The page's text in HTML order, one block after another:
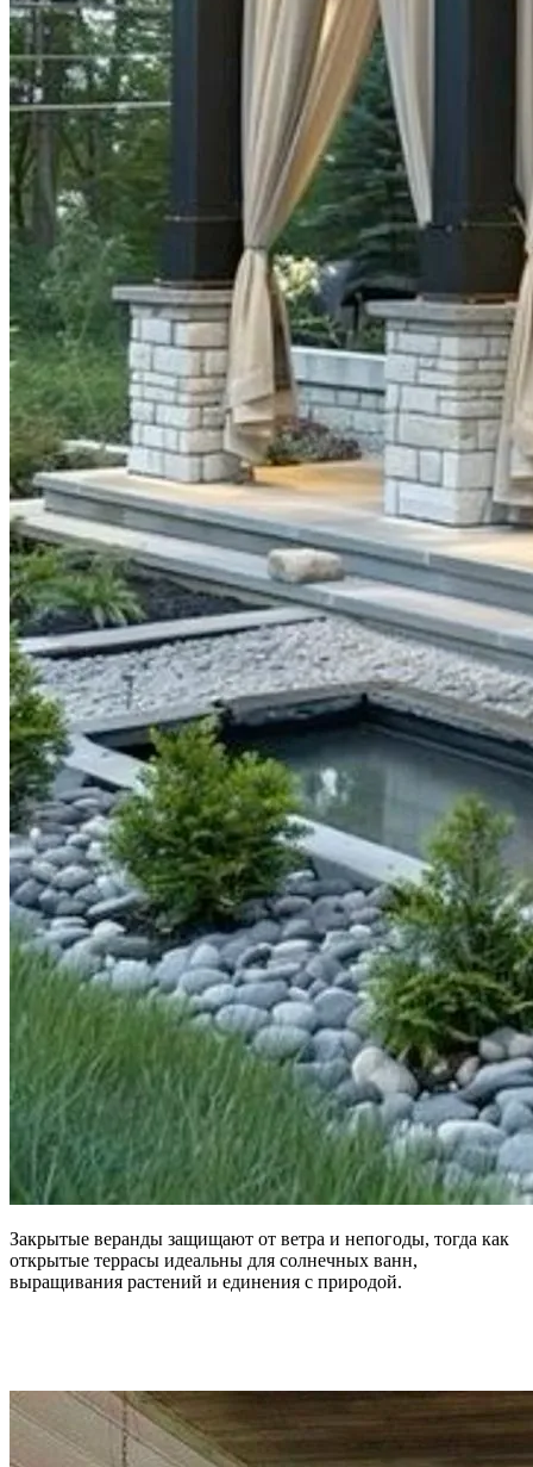
Закрытые веранды защищают от ветра и непогоды, тогда как
открытые террасы идеальны для солнечных ванн,
выращивания растений и единения с природой.